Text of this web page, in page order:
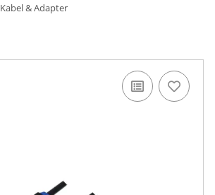
Kabel & Adapter